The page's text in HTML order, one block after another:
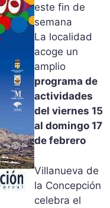
este fin de
semana
La localidad
acoge un
amplio
programa de
actividades
del viernes 15
al domingo 17
de febrero
Villanueva de
la Concepción
celebra el